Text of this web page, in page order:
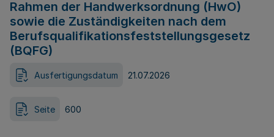
Rahmen der Handwerksordnung (HwO)
sowie die Zuständigkeiten nach dem
Berufsqualifikationsfeststellungsgesetz
(BQFG)
Ausfertigungsdatum 21.07.2026
Seite 600